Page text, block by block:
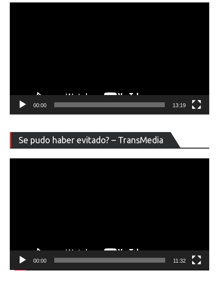
00:00 13:19
Se pudo haber evitado? – TransMedia
de
00:00 11:32